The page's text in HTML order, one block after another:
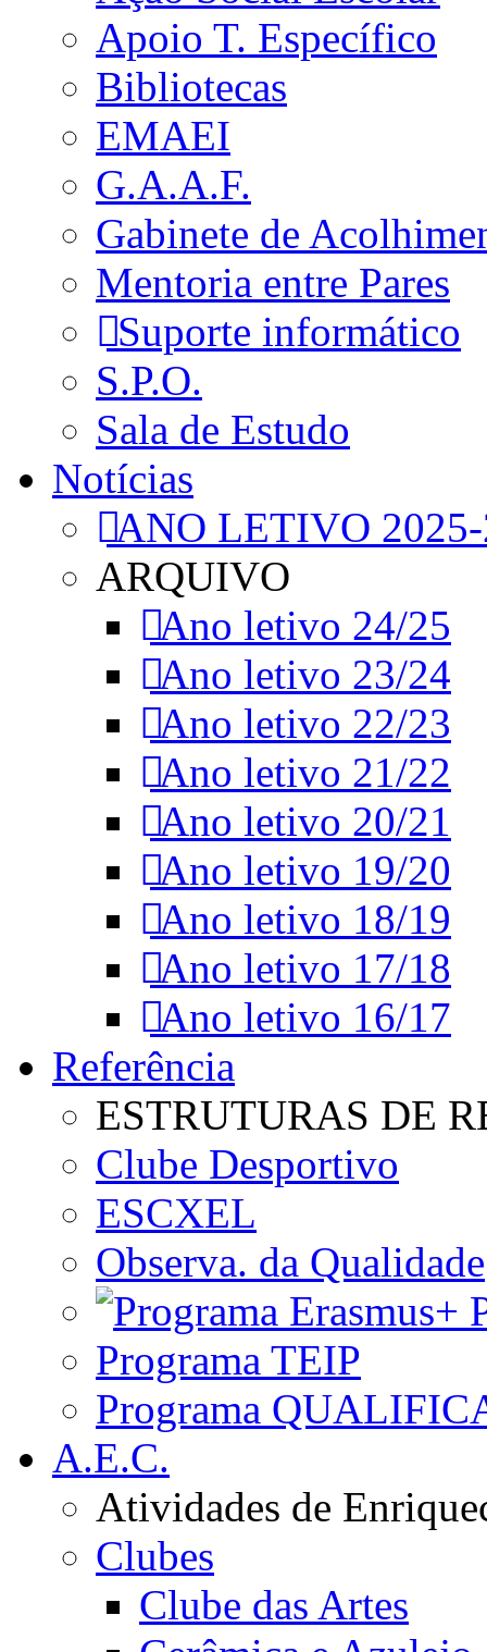
Apoio T. Específico
Bibliotecas
EMAEI
G.A.A.F.
Gabinete de
Mentoria entre Pares
Suporte informático
S.P.O.
Sala de Estudo
Notícias
ANO LETIVO
ARQUIVO
Ano letivo 24/25
Ano letivo 23/24
Ano letivo 22/23
Ano letivo 21/22
Ano letivo 20/21
Ano letivo 19/20
Ano letivo 18/19
Ano letivo 17/18
Ano letivo 16/17
Referência
ESTRUTURAS DE
Clube Desportivo
ESCXEL
Observa. da Qualidade
Programa TEIP
Programa
A.E.C.
Atividades de
Clubes
Clube das Artes